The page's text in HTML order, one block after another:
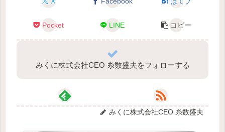
Pocket LINE コピー
みくに株式会社CEO 糸数盛夫をフォローする
みくに株式会社CEO 糸数盛夫